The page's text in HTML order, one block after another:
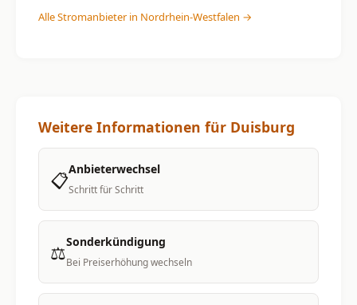
Alle Stromanbieter in Nordrhein-Westfalen →
Weitere Informationen für Duisburg
📋Anbieterwechsel
Schritt für Schritt
⚖️Sonderkündigung
Bei Preiserhöhung wechseln